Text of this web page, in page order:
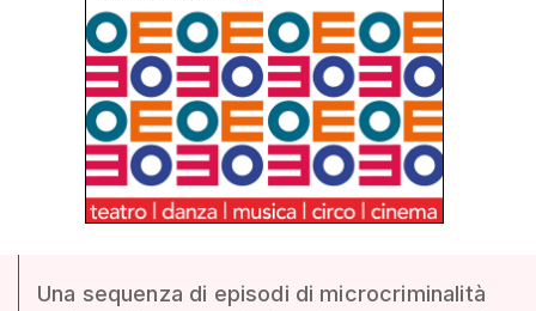
Una sequenza di episodi di microcriminalità